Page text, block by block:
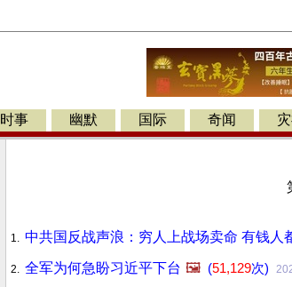
时事 幽默 国际 奇闻
1. 中共国反战声浪：穷人上战场卖命 有钱人
2. 全军为何急盼习近平下台 🖼️ (51,129次)